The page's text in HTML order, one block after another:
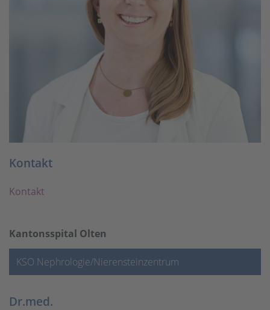
Kontakt
Kontakt
Kantonsspital Olten
KSO Nephrologie/Nierensteinzentrum
Dr.med.